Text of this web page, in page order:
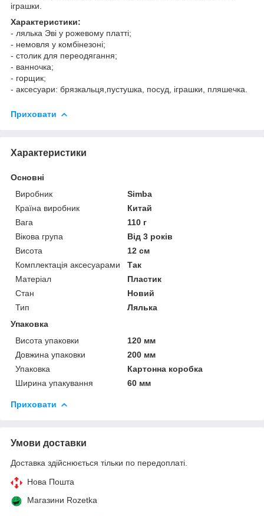
іграшки.
Характеристики:
- лялька Эві у рожевому платті;
- немовля у комбінезоні;
- столик для переодягання;
- ванночка;
- горщик;
- аксесуари: брязкальця,пустушка, посуд, іграшки, пляшечка.
Приховати
Характеристики
Основні
Виробник
Sіmba
Країна виробник
Китай
Вага
110 г
Вікова група
Від 3 років
Висота
12 см
Комплектація аксесуарами
Так
Матеріал
Пластик
Стан
Новий
Тип
Лялька
Упаковка
Висота упаковки
120 мм
Довжина упаковки
200 мм
Упаковка
Картонна коробка
Ширина упакування
60 мм
Приховати
Умови доставки
Доставка здійснюється тільки по передоплаті.
Нова Пошта
Магазини Rozetka